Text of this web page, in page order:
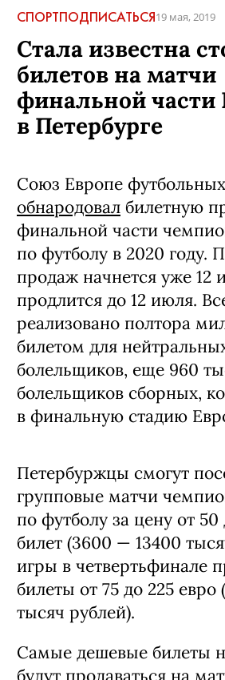
СПОРТПОДПИСАТЬСЯ19 мая, 2019
Стала известна
билетов на матчи
финальной части
в Петербурге
Союз Европе
обнародовал билетную
финальной части
по футболу в 2020 году.
продаж начнется уже 12
продлится до 12 июля.
реализовано полтора
билетом для
болельщиков, еще 960
болельщиков сборных,
в финальную стадию
Петербуржцы смогут
групповые матчи
по футболу за цену от 50
билет (3600 — 13400
игры в четвертьфинале
билеты от 75 до 225
тысяч рублей).
Самые дешевые билеты
будут продаваться на